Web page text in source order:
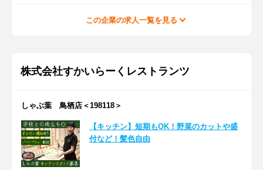
この企業の求人一覧を見る
株式会社すかいらーくレストランツ
しゃぶ葉 鳥栖店＜198118＞
【キッチン】短期もOK！野菜のカットや盛
付など！髪色自由